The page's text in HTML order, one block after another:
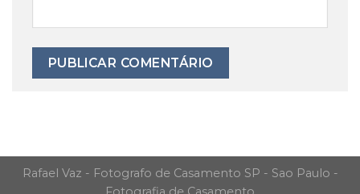
Rafael Vaz - Fotografo de Casamento SP - Sao Paulo -